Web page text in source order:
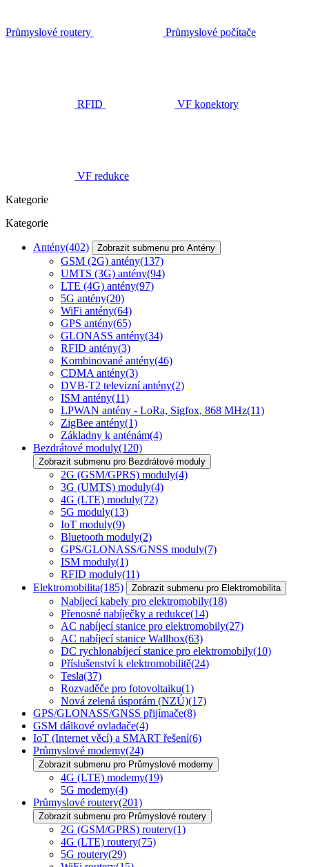
Průmyslové routery Průmyslové počítače
RFID VF konektory
VF redukce
Kategorie
Kategorie
Antény(402) Zobrazit submenu pro Antény
GSM (2G) antény(137)
UMTS (3G) antény(94)
LTE (4G) antény(97)
5G antény(20)
WiFi antény(64)
GPS antény(65)
GLONASS antény(34)
RFID antény(3)
Kombinované antény(46)
CDMA antény(3)
DVB-T2 televizní antény(2)
ISM antény(11)
LPWAN antény - LoRa, Sigfox, 868 MHz(11)
ZigBee antény(1)
Základny k anténám(4)
Bezdrátové moduly(120)
Zobrazit submenu pro Bezdrátové moduly
2G (GSM/GPRS) moduly(4)
3G (UMTS) moduly(4)
4G (LTE) moduly(72)
5G moduly(13)
IoT moduly(9)
Bluetooth moduly(2)
GPS/GLONASS/GNSS moduly(7)
ISM moduly(1)
RFID moduly(11)
Elektromobilita(185) Zobrazit submenu pro Elektromobilita
Nabíjecí kabely pro elektromobily(18)
Přenosné nabíječky a redukce(14)
AC nabíjecí stanice pro elektromobily(27)
AC nabíjecí stanice Wallbox(63)
DC rychlonabíjecí stanice pro elektromobily(10)
Příslušenství k elektromobilitě(24)
Tesla(37)
Rozvaděče pro fotovoltaiku(1)
Nová zelená úsporám (NZÚ)(17)
GPS/GLONASS/GNSS přijímače(8)
GSM dálkové ovladače(4)
IoT (Internet věcí) a SMART řešení(6)
Průmyslové modemy(24)
Zobrazit submenu pro Průmyslové modemy
4G (LTE) modemy(19)
5G modemy(4)
Průmyslové routery(201)
Zobrazit submenu pro Průmyslové routery
2G (GSM/GPRS) routery(1)
4G (LTE) routery(75)
5G routery(29)